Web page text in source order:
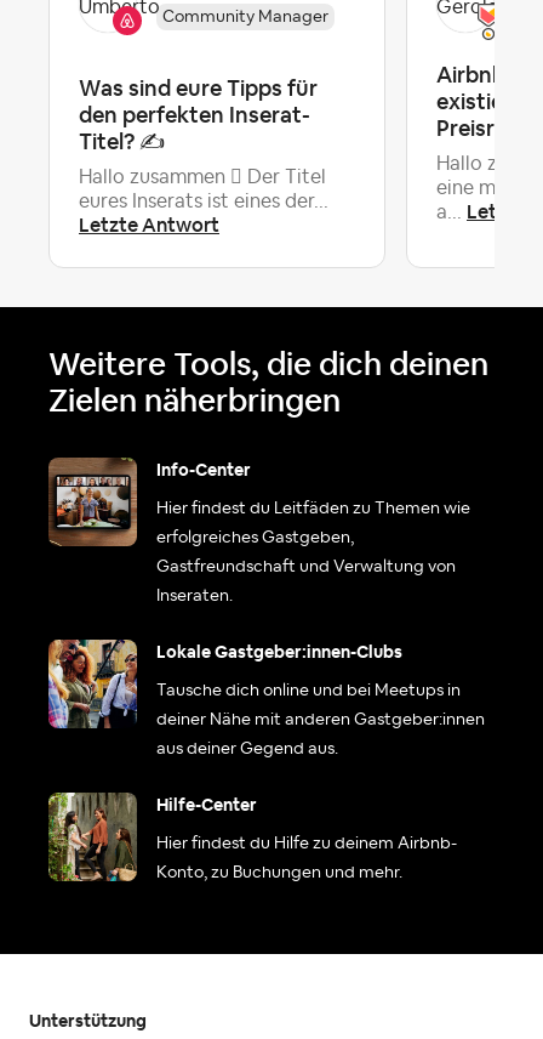
Community Manager
Was sind eure Tipps für
den perfekten Inserat-
Titel? ✍️
Hallo zusammen  Der Titel
eures Inserats ist eines der...
Letzte Antwort
Airbnb
Hallo
eine
a... Letzte
Weitere Tools, die dich deinen
Zielen näherbringen
Info-Center
Hier findest du Leitfäden zu Themen wie
erfolgreiches Gastgeben,
Gastfreundschaft und Verwaltung von
Inseraten.
Lokale Gastgeber:innen-Clubs
Tausche dich online und bei Meetups in
deiner Nähe mit anderen Gastgeber:innen
aus deiner Gegend aus.
Hilfe-Center
Hier findest du Hilfe zu deinem Airbnb-
Konto, zu Buchungen und mehr.
Unterstützung